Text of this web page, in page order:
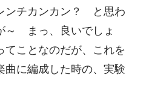
ンチカンカン？ と思わ
～ まっ、良いでしょ
てことなのだが、これを
曲に編成した時の、実験